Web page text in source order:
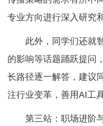
专业方向进行深入研究
此外，同学们还就
的影响等话题踊跃提问
长路径逐一解答，建议
注行业变革，善用AI工
第三站：职场进阶